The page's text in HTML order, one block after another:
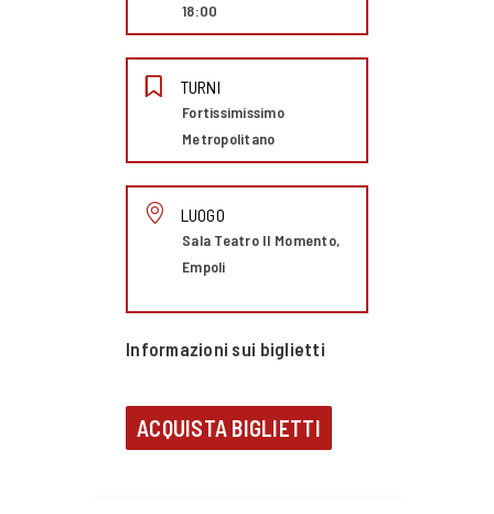
18:00
TURNI
Fortissimissimo
Metropolitano
LUOGO
Sala Teatro Il Momento,
Empoli
Informazioni sui biglietti
ACQUISTA BIGLIETTI